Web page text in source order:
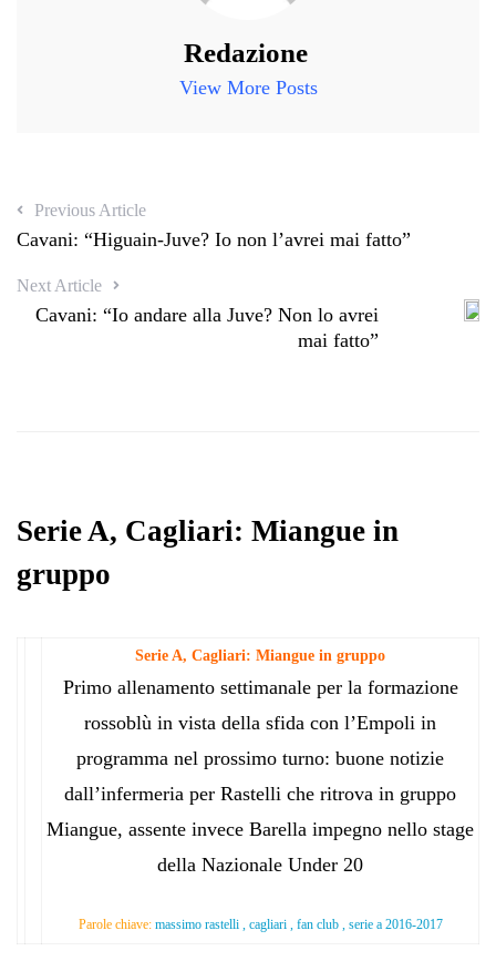
Redazione
View More Posts
Previous Article
Cavani: “Higuain-Juve? Io non l’avrei mai fatto”
Next Article
Cavani: “Io andare alla Juve? Non lo avrei
mai fatto”
Serie A, Cagliari: Miangue in
gruppo
Serie A, Cagliari: Miangue in gruppo
Primo allenamento settimanale per la formazione
rossoblù in vista della sfida con l’Empoli in
programma nel prossimo turno: buone notizie
dall’infermeria per Rastelli che ritrova in gruppo
Miangue, assente invece Barella impegno nello stage
della Nazionale Under 20
Parole chiave: massimo rastelli , cagliari , fan club , serie a 2016-2017